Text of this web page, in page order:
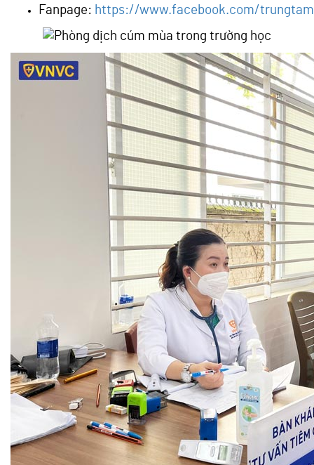
Fanpage: https://www.facebook.com/